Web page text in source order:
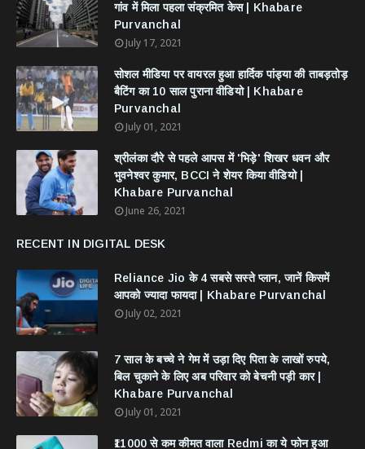
गांव में मिला पहला संक्रमित केस | Khabare
Purvanchal
July 17, 2021
सोशल मीडिया पर वायरल हुआ हार्दिक पांड्या की ताबड़तोड़
बैटिंग का 10 साल पुराना वीडियो | Khabare
Purvanchal
July 01, 2021
श्रीलंका दौरे से पहले आपस में 'भिड़े' शिखर धवन और
भुवनेश्वर कुमार, BCCI ने शेयर किया वीडियो |
Khabare Purvanchal
June 26, 2021
RECENT IN DIGITAL DESK
Reliance Jio के 4 सबसे सस्ते प्लान, जानें किसमें
आपको ज्यादा फायदा | Khabare Purvanchal
July 02, 2021
7 साल के बच्चे ने गेम में उड़ा दिए पिता के लाखों रुपये,
बिल चुकाने के लिए अब परिवार को बेचनी पड़ी कार |
Khabare Purvanchal
July 01, 2021
₹11000 से कम कीमत वाला Redmi का ये फोन हुआ